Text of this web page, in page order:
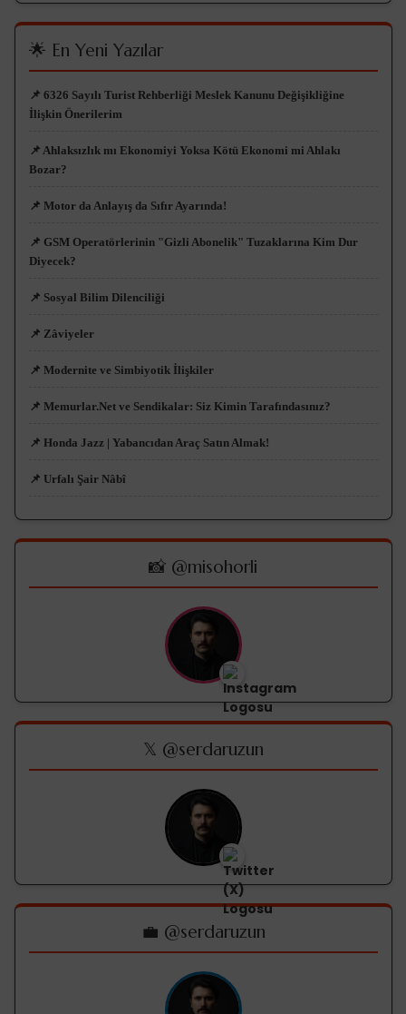
🌟 En Yeni Yazılar
📌 6326 Sayılı Turist Rehberliği Meslek Kanunu Değişikliğine
İlişkin Önerilerim
📌 Ahlaksızlık mı Ekonomiyi Yoksa Kötü Ekonomi mi Ahlakı
Bozar?
📌 Motor da Anlayış da Sıfır Ayarında!
📌 GSM Operatörlerinin "Gizli Abonelik" Tuzaklarına Kim Dur
Diyecek?
📌 Sosyal Bilim Dilenciliği
📌 Zâviyeler
📌 Modernite ve Simbiyotik İlişkiler
📌 Memurlar.Net ve Sendikalar: Siz Kimin Tarafındasınız?
📌 Honda Jazz | Yabancıdan Araç Satın Almak!
📌 Urfalı Şair Nâbî
📸 @misohorli
𝕏 @serdaruzun
💼 @serdaruzun